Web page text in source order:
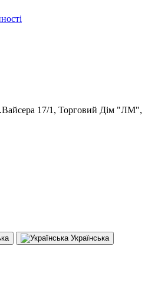
17/1, Торговий Дім "ЛМ",
Українська